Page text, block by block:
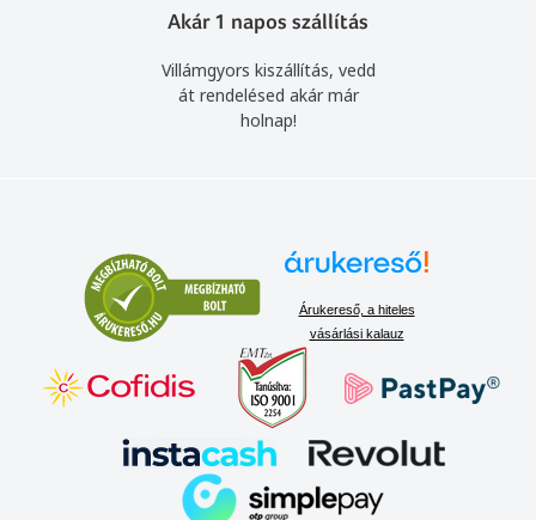
Akár 1 napos szállítás
Villámgyors kiszállítás, vedd
át rendelésed akár már
holnap!
Árukereső, a hiteles
vásárlási kalauz